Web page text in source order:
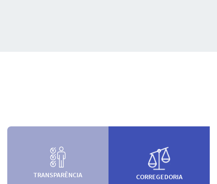
TRANSPARÊNCIA CORREGEDORIA